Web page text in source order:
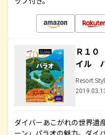
Ｒ１
イル
Resort
ダイバーあこがれの世界遺
ーン」パラオの魅力。ダイ